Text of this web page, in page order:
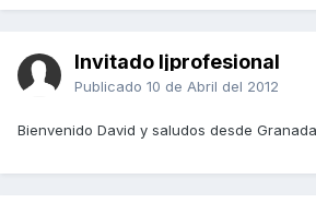
Invitado ljprofesional
Publicado 10 de Abril del 2012
Bienvenido David y saludos desde Granada